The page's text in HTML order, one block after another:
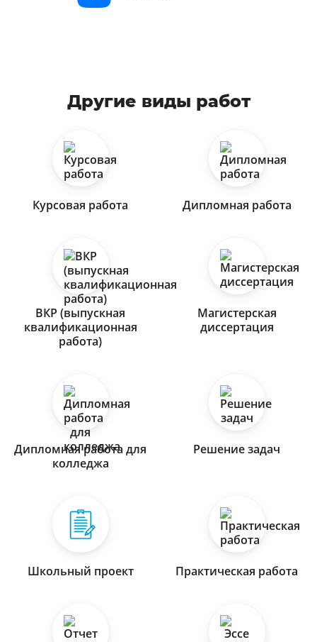
Другие виды работ
Курсовая работа Дипломная работа
ВКР (выпускная
квалификационная
работа)
Магистерская
диссертация
Дипломная работа для
колледжа
Решение задач
Школьный проект Практическая работа